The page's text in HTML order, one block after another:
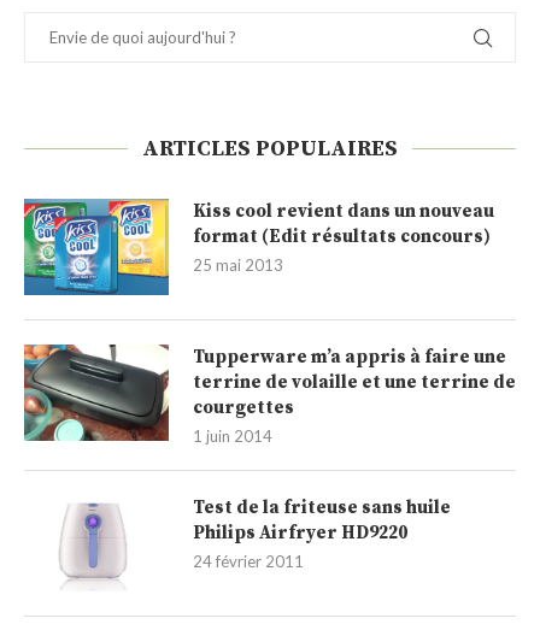
ARTICLES POPULAIRES
Kiss cool revient dans un nouveau
format (Edit résultats concours)
25 mai 2013
Tupperware m’a appris à faire une
terrine de volaille et une terrine de
courgettes
1 juin 2014
Test de la friteuse sans huile
Philips Airfryer HD9220
24 février 2011